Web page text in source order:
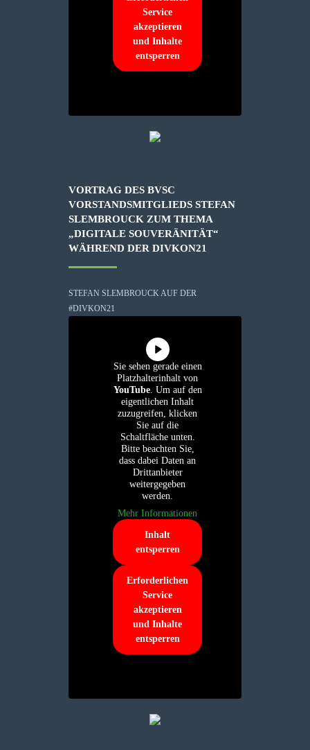
Service
akzeptieren
und Inhalte
entsperren
VORTRAG DES BVSC
VORSTANDSMITGLIEDS STEFAN
SLEMBROUCK ZUM THEMA
„DIGITALE SOUVERÄNITÄT“
WÄHREND DER DIVKON21
STEFAN SLEMBROUCK AUF DER
#DIVKON21
Sie sehen gerade einen
Platzhalterinhalt von
YouTube. Um auf den
eigentlichen Inhalt
zuzugreifen, klicken
Sie auf die
Schaltfläche unten.
Bitte beachten Sie,
dass dabei Daten an
Drittanbieter
weitergegeben
werden.
Mehr Informationen
Inhalt
entsperren
Erforderlichen
Service
akzeptieren
und Inhalte
entsperren